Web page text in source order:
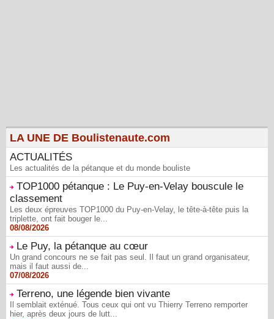
LA UNE DE Boulistenaute.com
ACTUALITÉS
Les actualités de la pétanque et du monde bouliste
TOP1000 pétanque : Le Puy-en-Velay bouscule le
classement
Les deux épreuves TOP1000 du Puy-en-Velay, le tête-à-tête puis la
triplette, ont fait bouger le...
08/08/2026
Le Puy, la pétanque au cœur
Un grand concours ne se fait pas seul. Il faut un grand organisateur,
mais il faut aussi de...
07/08/2026
Terreno, une légende bien vivante
Il semblait exténué. Tous ceux qui ont vu Thierry Terreno remporter
hier, après deux jours de lutt...